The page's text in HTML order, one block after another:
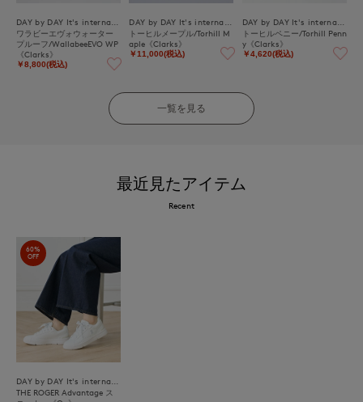
ワラビーエヴォウォーター
プルーフ/WallabeeEVO WP
《Clarks》
￥8,800(税込)
トーヒルメープル/Torhill M
aple《Clarks》
￥11,000(税込)
トーヒルペニー/Torhill Penn
y《Clarks》
￥4,620(税込)
一覧を見る
最近見たアイテム
Recent
60%
OFF
THE ROGER Advantage ス